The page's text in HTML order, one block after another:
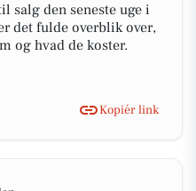
salg den seneste uge i
det fulde overblik over,
og hvad de koster.
Kopiér link